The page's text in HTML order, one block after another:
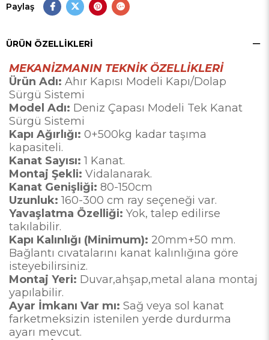
Paylaş
ÜRÜN ÖZELLIKLERI
MEKANİZMANIN TEKNİK ÖZELLİKLERİ
Ürün Adı: Ahır Kapısı Modeli Kapı/Dolap
Sürgü Sistemi
Model Adı: Deniz Çapası Modeli Tek Kanat
Sürgü Sistemi
Kapı Ağırlığı: 0+500kg kadar taşıma
kapasiteli.
Kanat Sayısı: 1 Kanat.
Montaj Şekli: Vidalanarak.
Kanat Genişliği: 80-150cm
Uzunluk:160-300 cm ray seçeneği var.
Yavaşlatma Özelliği: Yok, talep edilirse
takılabilir.
Kapı Kalınlığı (Minimum): 20mm+50 mm.
Bağlantı cıvatalarını kanat kalınlığına göre
isteyebilirsiniz.
Montaj Yeri: Duvar,ahşap,metal alana montaj
yapılabilir.
Ayar İmkanı Var mı: Sağ veya sol kanat
farketmeksizin istenilen yerde durdurma
ayarı mevcut.